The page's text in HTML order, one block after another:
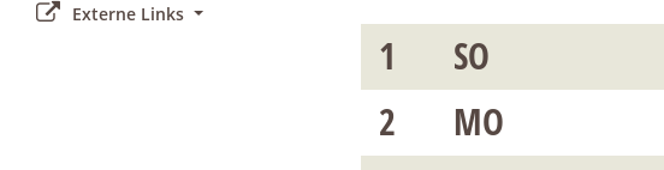
Externe Links
1
SO
2
MO